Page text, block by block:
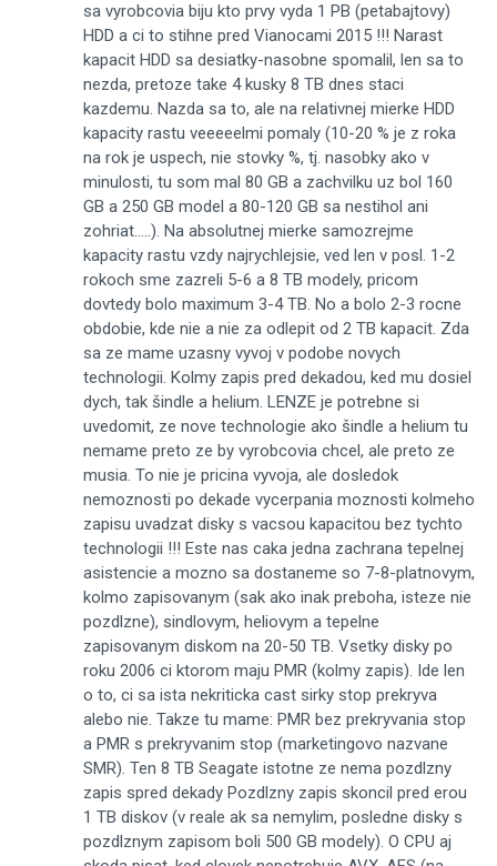
sa vyrobcovia biju kto prvy vyda 1 PB (petabajtovy)
HDD a ci to stihne pred Vianocami 2015 !!! Narast
kapacit HDD sa desiatky-nasobne spomalil, len sa to
nezda, pretoze take 4 kusky 8 TB dnes staci
kazdemu. Nazda sa to, ale na relativnej mierke HDD
kapacity rastu veeeeelmi pomaly (10-20 % je z roka
na rok je uspech, nie stovky %, tj. nasobky ako v
minulosti, tu som mal 80 GB a zachvilku uz bol 160
GB a 250 GB model a 80-120 GB sa nestihol ani
zohriat.....). Na absolutnej mierke samozrejme
kapacity rastu vzdy najrychlejsie, ved len v posl. 1-2
rokoch sme zazreli 5-6 a 8 TB modely, pricom
dovtedy bolo maximum 3-4 TB. No a bolo 2-3 rocne
obdobie, kde nie a nie za odlepit od 2 TB kapacit. Zda
sa ze mame uzasny vyvoj v podobe novych
technologii. Kolmy zapis pred dekadou, ked mu dosiel
dych, tak šindle a helium. LENZE je potrebne si
uvedomit, ze nove technologie ako šindle a helium tu
nemame preto ze by vyrobcovia chcel, ale preto ze
musia. To nie je pricina vyvoja, ale dosledok
nemoznosti po dekade vycerpania moznosti kolmeho
zapisu uvadzat disky s vacsou kapacitou bez tychto
technologii !!! Este nas caka jedna zachrana tepelnej
asistencie a mozno sa dostaneme so 7-8-platnovym,
kolmo zapisovanym (sak ako inak preboha, isteze nie
pozdlzne), sindlovym, heliovym a tepelne
zapisovanym diskom na 20-50 TB. Vsetky disky po
roku 2006 ci ktorom maju PMR (kolmy zapis). Ide len
o to, ci sa ista nekriticka cast sirky stop prekryva
alebo nie. Takze tu mame: PMR bez prekryvania stop
a PMR s prekryvanim stop (marketingovo nazvane
SMR). Ten 8 TB Seagate istotne ze nema pozdlzny
zapis spred dekady Pozdlzny zapis skoncil pred erou
1 TB diskov (v reale ak sa nemylim, posledne disky s
pozdlznym zapisom boli 500 GB modely). O CPU aj